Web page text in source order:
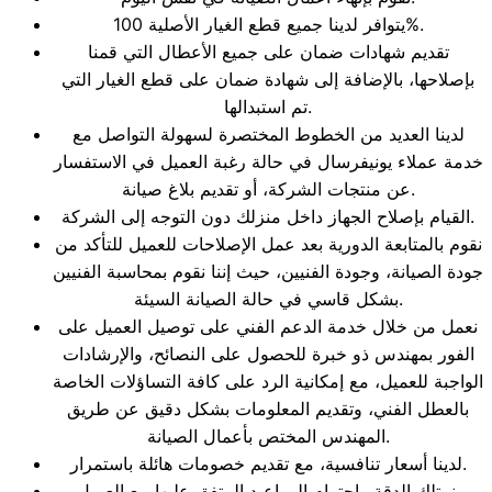
يتوافر لدينا جميع قطع الغيار الأصلية 100%.
تقديم شهادات ضمان على جميع الأعطال التي قمنا
بإصلاحها، بالإضافة إلى شهادة ضمان على قطع الغيار التي
تم استبدالها.
لدينا العديد من الخطوط المختصرة لسهولة التواصل مع
خدمة عملاء يونيفرسال في حالة رغبة العميل في الاستفسار
عن منتجات الشركة، أو تقديم بلاغ صيانة.
القيام بإصلاح الجهاز داخل منزلك دون التوجه إلى الشركة.
نقوم بالمتابعة الدورية بعد عمل الإصلاحات للعميل للتأكد من
جودة الصيانة، وجودة الفنيين، حيث إننا نقوم بمحاسبة الفنيين
بشكل قاسي في حالة الصيانة السيئة.
نعمل من خلال خدمة الدعم الفني على توصيل العميل على
الفور بمهندس ذو خبرة للحصول على النصائح، والإرشادات
الواجبة للعميل، مع إمكانية الرد على كافة التساؤلات الخاصة
بالعطل الفني، وتقديم المعلومات بشكل دقيق عن طريق
المهندس المختص بأعمال الصيانة.
لدينا أسعار تنافسية، مع تقديم خصومات هائلة باستمرار.